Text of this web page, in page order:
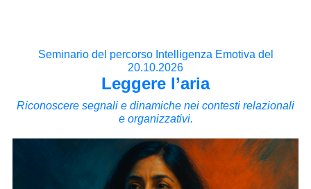
Seminario del percorso Intelligenza Emotiva del
20.10.2026
Leggere l’aria
Riconoscere segnali e dinamiche nei contesti relazionali
e organizzativi.